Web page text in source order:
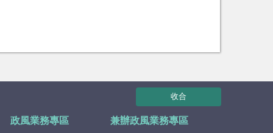
收合
政風業務專區 兼辦政風業務專區